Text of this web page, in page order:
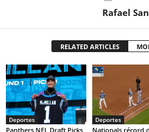
Rafael
RELATED ARTICLES
Deportes
Panthers NFL Draft Picks
Deportes
Nationals récord